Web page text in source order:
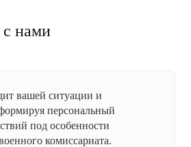
нами
вашей ситуации и
персональный
под особенности
комиссариата.